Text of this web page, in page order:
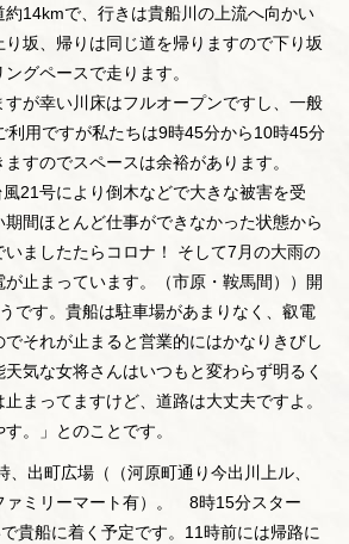
14kmで、行きは貴船川の上流へ向かい
り坂、帰りは同じ道を帰りますので下り坂
グペースで走ります。
すが幸い川床はフルオープンですし、一般
利用ですが私たちは9時45分から10時45分
すのでスペースは余裕があります。
21号により倒木などで大きな被害を受
間ほとんど仕事ができなかった状態から
いましたたらコロナ！ そして7月の大雨の
止まっています。（市原・鞍馬間））開
です。貴船は駐車場があまりなく、叡電
それが止まると営業的にはかなりきびし
気な女将さんはいつもと変わらず明るく
まってますけど、道路は大丈夫ですよ。
。」とのことです。
出町広場（（河原町通り今出川上ル、
ァミリーマート有）。 8時15分スター
貴船に着く予定です。11時前には帰路に